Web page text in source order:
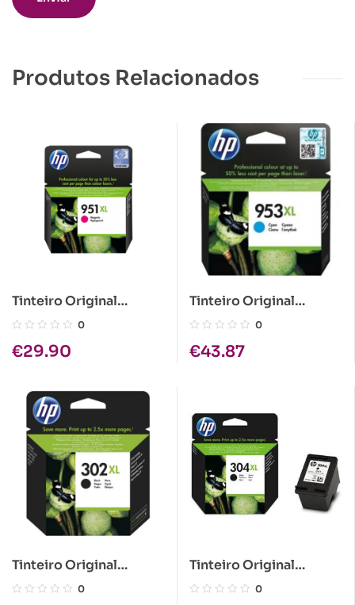
Produtos Relacionados
Tinteiro Original
HP951XL Amarelo
0
€29.90
Tinteiro Original
HP953XL Azul
0
€43.87
Tinteiro Original
HP302XL Preto
0
Tinteiro Original
HP304XL Preto
0